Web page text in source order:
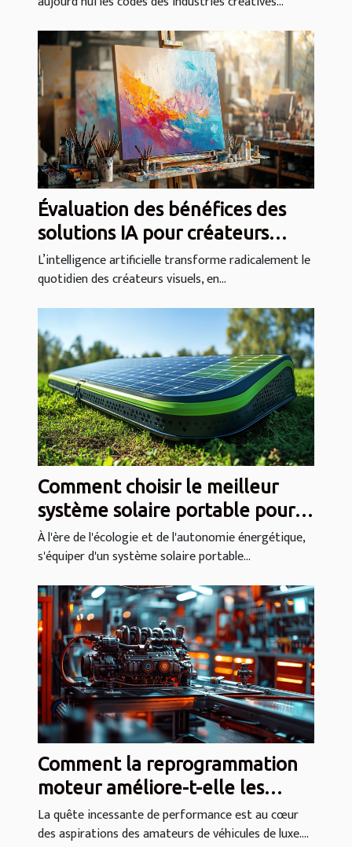
Évaluation des bénéfices des
solutions IA pour créateurs
visuels
L’intelligence artificielle transforme radicalement le
quotidien des créateurs visuels, en...
Comment choisir le meilleur
système solaire portable pour
vos besoins
À l'ère de l'écologie et de l'autonomie énergétique,
s'équiper d'un système solaire portable...
Comment la reprogrammation
moteur améliore-t-elle les
performances des véhicules de
luxe ?
La quête incessante de performance est au cœur
des aspirations des amateurs de véhicules de luxe....